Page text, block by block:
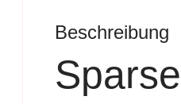
Beschreibung